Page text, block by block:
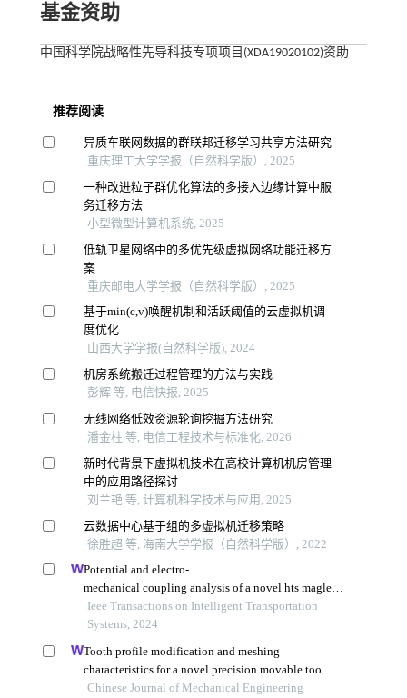
基金资助
中国科学院战略性先导科技专项项目(XDA19020102)资助